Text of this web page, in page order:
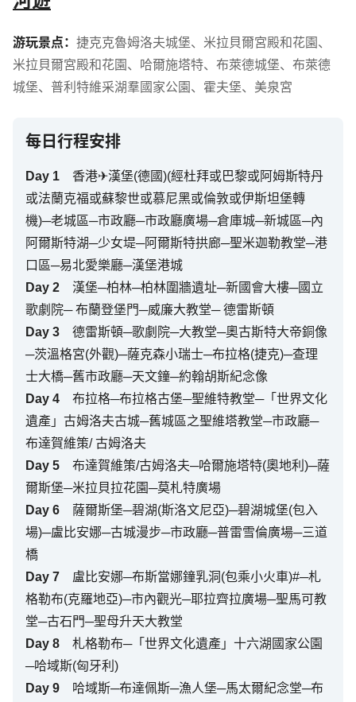
游玩景点： 捷克克魯姆洛夫城堡、 米拉貝爾宮殿和花園 、
米拉貝爾宮殿和花園 、 哈爾施塔特、 布萊德城堡、 布萊德
城堡、 普利特維采湖羣國家公園 、 霍夫堡、 美泉宮
每日行程安排
Day 1
香港✈漢堡(德國)(經杜拜或巴黎或阿姆斯特丹
或法蘭克福或蘇黎世或慕尼黑或倫敦或伊斯坦堡轉
機)─老城區─市政廳─市政廳廣場─倉庫城─新城區─內
阿爾斯特湖─少女堤─阿爾斯特拱廊─聖米迦勒教堂─港
口區─易北愛樂廳─漢堡港城
Day 2
漢堡─柏林─柏林圍牆遺址─新國會大樓─國立
歌劇院─ 布蘭登堡門─威廉大教堂─ 德雷斯頓
Day 3
德雷斯頓─歌劇院─大教堂─奧古斯特大帝銅像
─茨溫格宮(外觀)─薩克森小瑞士─布拉格(捷克)─查理
士大橋─舊市政廳─天文鐘─約翰胡斯紀念像
Day 4
布拉格─布拉格古堡─聖維特教堂─「世界文化
遺產」古姆洛夫古城─舊城區之聖維塔教堂─市政廳─
布達賀維策/ 古姆洛夫
Day 5
布達賀維策/古姆洛夫─哈爾施塔特(奧地利)─薩
爾斯堡─米拉貝拉花園─莫札特廣場
Day 6
薩爾斯堡─碧湖(斯洛文尼亞)─碧湖城堡(包入
場)─盧比安娜─古城漫步─市政廳─普雷雪倫廣場─三道
橋
Day 7
盧比安娜─布斯當娜鐘乳洞(包乘小火車)#─札
格勒布(克羅地亞)─市內觀光─耶拉齊拉廣場─聖馬可教
堂─古石門─聖母升天大教堂
Day 8
札格勒布─「世界文化遺產」十六湖國家公園
─哈域斯(匈牙利)
Day 9
哈域斯─布達佩斯─漁人堡─馬太爾紀念堂─布